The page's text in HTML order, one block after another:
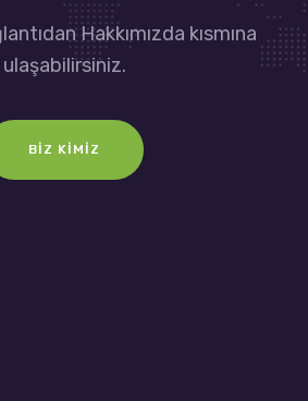
Hakkımızda kısmına
ulaşabilirsiniz.
BIZ KIMIZ